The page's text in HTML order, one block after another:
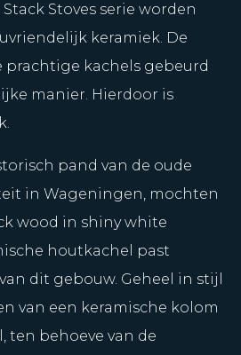
Stoves serie worden
keramiek. De
prachtige kachels gebeurd
manier. Hierdoor is
pand van de oude
in Wageningen, mochten
wood in shiny white
houtkachel past
dit gebouw. Geheel in stijl
van een keramische kolom
ten behoeve van de